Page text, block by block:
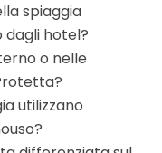
spiaggia
dagli hotel?
o nelle
utilizzano